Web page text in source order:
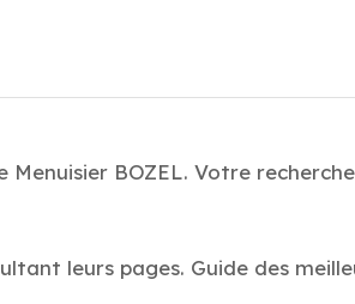
BOZEL. Votre
leurs pages. Guide des